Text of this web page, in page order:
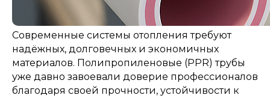
Современные системы отопления требуют
надёжных, долговечных и экономичных
материалов. Полипропиленовые (PPR) трубы
уже давно завоевали доверие профессионалов
благодаря своей прочности, устойчивости к